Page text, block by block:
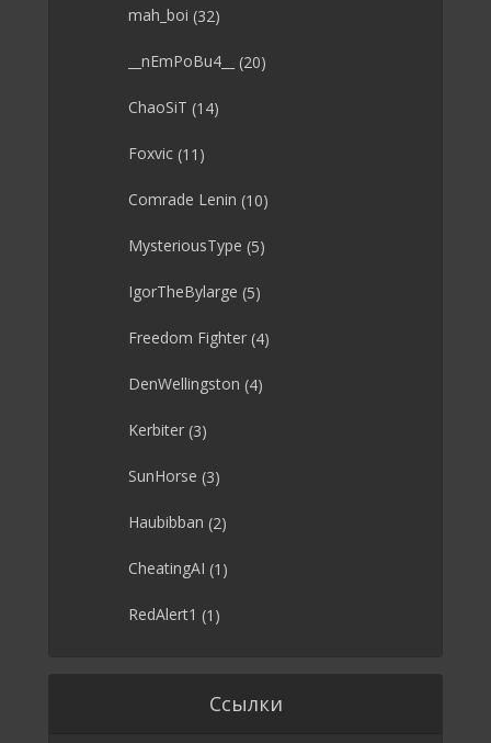
mah_boi (32)
__nEmPoBu4__ (20)
ChaoSiT (14)
Foxvic (11)
Comrade Lenin (10)
MysteriousType (5)
IgorTheBylarge (5)
Freedom Fighter (4)
DenWellingston (4)
Kerbiter (3)
SunHorse (3)
Haubibban (2)
CheatingAI (1)
RedAlert1 (1)
Ссылки